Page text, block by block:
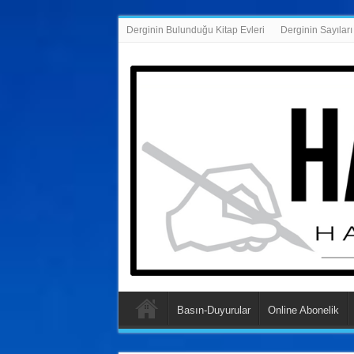
Derginin Bulunduğu Kitap Evleri Derginin Sayıları
Basın-Duyurular Online Abonelik